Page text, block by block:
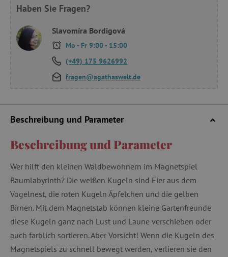
Haben Sie Fragen?
Slavomíra Bordigová
Mo - Fr 9:00 - 15:00
(+49) 175 9626992
fragen@agathaswelt.de
Beschreibung und Parameter
Beschreibung und Parameter
Wer hilft den kleinen Waldbewohnern im Magnetspiel
Baumlabyrinth? Die weißen Kugeln sind Eier aus dem
Vogelnest, die roten Kugeln Äpfelchen und die gelben
Birnen. Mit dem Magnetstab können kleine Gartenfreunde
diese Kugeln ganz nach Lust und Laune verschieben oder
auch farblich sortieren. Aber Vorsicht! Wenn die Kugeln des
Magnetspiels zu schnell bewegt werden, verlieren sie den